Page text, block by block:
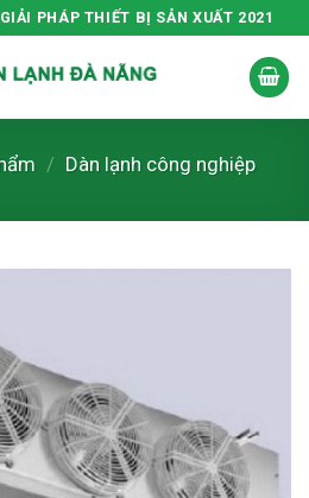
PHÁP THIẾT BỊ SẢN XUẤT 2021
/ Dàn lạnh công nghiệp